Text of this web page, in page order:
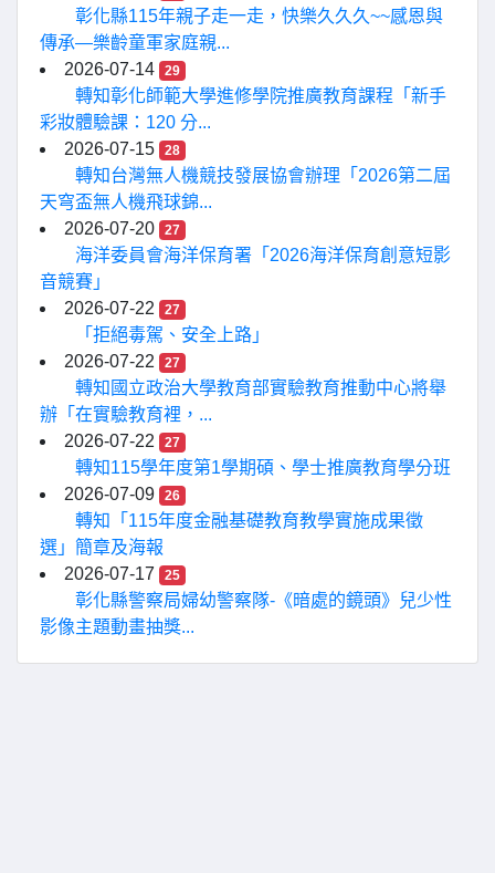
彰化縣115年親子走一走，快樂久久久~~感恩與
傳承—樂齡童軍家庭親...
2026-07-14
29
轉知彰化師範大學進修學院推廣教育課程「新手
彩妝體驗課：120 分...
2026-07-15
28
轉知台灣無人機競技發展協會辦理「2026第二屆
天穹盃無人機飛球錦...
2026-07-20
27
海洋委員會海洋保育署「2026海洋保育創意短影
音競賽」
2026-07-22
27
「拒絕毒駕、安全上路」
2026-07-22
27
轉知國立政治大學教育部實驗教育推動中心將舉
辦「在實驗教育裡，...
2026-07-22
27
轉知115學年度第1學期碩、學士推廣教育學分班
2026-07-09
26
轉知「115年度金融基礎教育教學實施成果徵
選」簡章及海報
2026-07-17
25
彰化縣警察局婦幼警察隊-《暗處的鏡頭》兒少性
影像主題動畫抽獎...